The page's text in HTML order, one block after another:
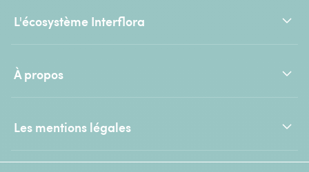
L'écosystème Interflora
À propos
Les mentions légales